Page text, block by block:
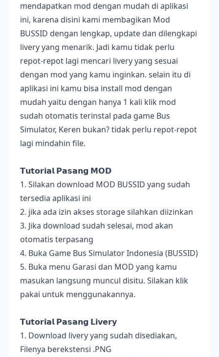
mendapatkan mod dengan mudah di aplikasi
ini, karena disini kami membagikan Mod
BUSSID dengan lengkap, update dan dilengkapi
livery yang menarik. Jadi kamu tidak perlu
repot-repot lagi mencari livery yang sesuai
dengan mod yang kamu inginkan. selain itu di
aplikasi ini kamu bisa install mod dengan
mudah yaitu dengan hanya 1 kali klik mod
sudah otomatis terinstal pada game Bus
Simulator, Keren bukan? tidak perlu repot-repot
lagi mindahin file.
𝗧𝘂𝘁𝗼𝗿𝗶𝗮𝗹 𝗣𝗮𝘀𝗮𝗻𝗴 𝗠𝗢𝗗
1. Silakan download MOD BUSSID yang sudah
tersedia aplikasi ini
2. jika ada izin akses storage silahkan diizinkan
3. Jika download sudah selesai, mod akan
otomatis terpasang
4. Buka Game Bus Simulator Indonesia (BUSSID)
5. Buka menu Garasi dan MOD yang kamu
masukan langsung muncul disitu. Silakan klik
pakai untuk menggunakannya.
𝗧𝘂𝘁𝗼𝗿𝗶𝗮𝗹 𝗣𝗮𝘀𝗮𝗻𝗴 𝗟𝗶𝘃𝗲𝗿𝘆
1. Download livery yang sudah disediakan,
Filenya berekstensi .PNG